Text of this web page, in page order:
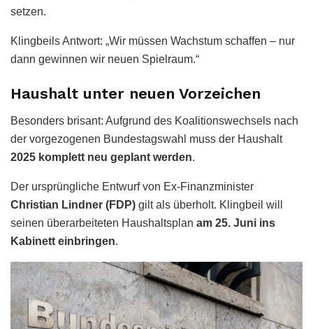
setzen.
Klingbeils Antwort: „Wir müssen Wachstum schaffen – nur
dann gewinnen wir neuen Spielraum.“
Haushalt unter neuen Vorzeichen
Besonders brisant: Aufgrund des Koalitionswechsels nach
der vorgezogenen Bundestagswahl muss der Haushalt
2025 komplett neu geplant werden.
Der ursprüngliche Entwurf von Ex-Finanzminister
Christian Lindner (FDP) gilt als überholt. Klingbeil will
seinen überarbeiteten Haushaltsplan am 25. Juni ins
Kabinett einbringen.